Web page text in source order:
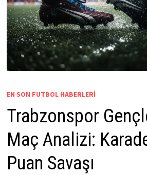
EN SON FUTBOL HABERLERI
Trabzonspor
Maç Analizi:
Puan Savaşı